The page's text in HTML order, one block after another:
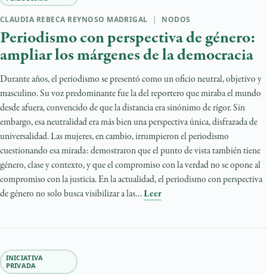
CLAUDIA REBECA REYNOSO MADRIGAL | NODOS
Periodismo con perspectiva de género:
ampliar los márgenes de la democracia
Durante años, el periodismo se presentó como un oficio neutral, objetivo y
masculino. Su voz predominante fue la del reportero que miraba el mundo
desde afuera, convencido de que la distancia era sinónimo de rigor. Sin
embargo, esa neutralidad era más bien una perspectiva única, disfrazada de
universalidad. Las mujeres, en cambio, irrumpieron el periodismo
cuestionando esa mirada: demostraron que el punto de vista también tiene
género, clase y contexto, y que el compromiso con la verdad no se opone al
compromiso con la justicia. En la actualidad, el periodismo con perspectiva
de género no solo busca visibilizar a las… Leer
INICIATIVA
PRIVADA